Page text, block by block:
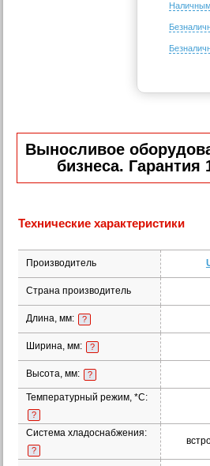
Выносливое
бизнеса. Гарантия
Технические характеристики
Производитель
Страна производитель
Длина, мм: ?
Ширина, мм: ?
Высота, мм: ?
Температурный режим, *С:
?
Система хладоснабжения:
?